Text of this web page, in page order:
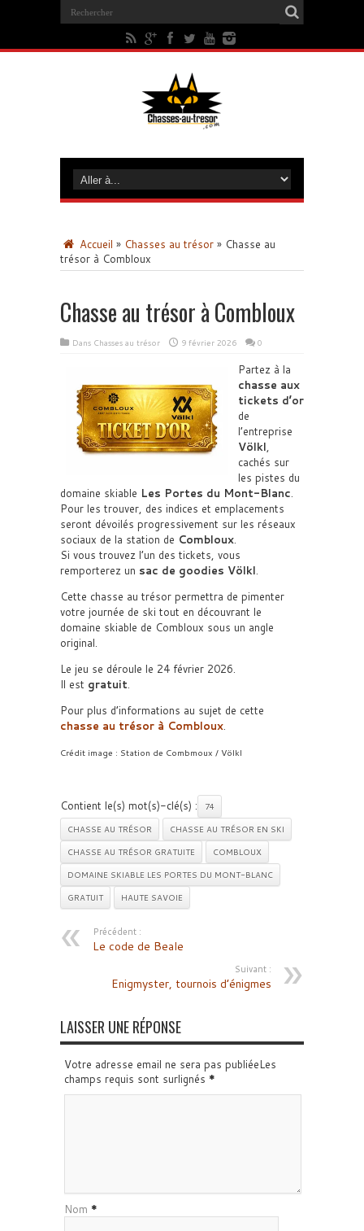
Accueil » Chasses au trésor » Chasse au
trésor à Combloux
Chasse au trésor à Combloux
Dans Chasses au trésor 9 février 2026 0
Partez à la
chasse aux
tickets d’or
de
l’entreprise
Völkl,
cachés sur
les pistes du
domaine skiable Les Portes du Mont-Blanc.
Pour les trouver, des indices et emplacements
seront dévoilés progressivement sur les réseaux
sociaux de la station de Combloux.
Si vous trouvez l’un des tickets, vous
remporterez un sac de goodies Völkl.
Cette chasse au trésor permettra de pimenter
votre journée de ski tout en découvrant le
domaine skiable de Combloux sous un angle
original.
Le jeu se déroule le 24 février 2026.
Il est gratuit.
Pour plus d’informations au sujet de cette
chasse au trésor à Combloux.
Crédit image : Station de Combmoux / Völkl
Contient le(s) mot(s)-clé(s) :
74
CHASSE AU TRÉSOR
CHASSE AU TRÉSOR EN SKI
CHASSE AU TRÉSOR GRATUITE
COMBLOUX
DOMAINE SKIABLE LES PORTES DU MONT-BLANC
GRATUIT
HAUTE SAVOIE
Précédent :
Le code de Beale
Suivant :
Enigmyster, tournois d’énigmes
LAISSER UNE RÉPONSE
Votre adresse email ne sera pas publiéeLes
champs requis sont surlignés *
Nom *